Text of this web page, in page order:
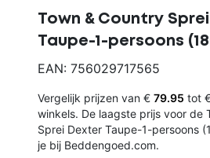
Town & Country
Taupe-1-persoons
EAN: 756029717565
Vergelijk prijzen van € 79.95 tot
winkels. De laagste prijs voor de
Sprei Dexter Taupe-1-persoons
je bij Beddengoed.com.